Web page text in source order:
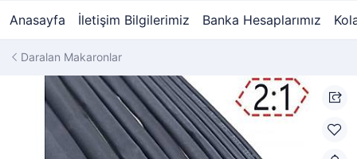
Anasayfa İletişim Bilgilerimiz Banka Hesaplarımız
Daralan Makaronlar